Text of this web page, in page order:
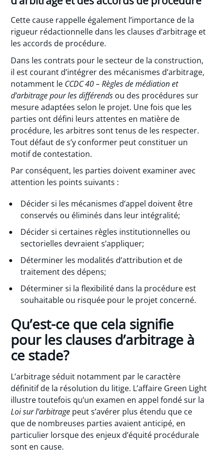
Cette cause rappelle également l’importance de la
rigueur rédactionnelle dans les clauses d’arbitrage et
les accords de procédure.
Dans les contrats pour le secteur de la construction,
il est courant d’intégrer des mécanismes d’arbitrage,
notamment le CCDC 40 – Règles de médiation et
d’arbitrage pour les différends ou des procédures sur
mesure adaptées selon le projet. Une fois que les
parties ont défini leurs attentes en matière de
procédure, les arbitres sont tenus de les respecter.
Tout défaut de s’y conformer peut constituer un
motif de contestation.
Par conséquent, les parties doivent examiner avec
attention les points suivants :
Décider si les mécanismes d’appel doivent être
conservés ou éliminés dans leur intégralité;
Décider si certaines règles institutionnelles ou
sectorielles devraient s’appliquer;
Déterminer les modalités d’attribution et de
traitement des dépens;
Déterminer si la flexibilité dans la procédure est
souhaitable ou risquée pour le projet concerné.
Qu’est-ce que cela signifie
pour les clauses d’arbitrage à
ce stade?
L’arbitrage séduit notamment par le caractère
définitif de la résolution du litige. L’affaire Green Light
illustre toutefois qu’un examen en appel fondé sur la
Loi sur l’arbitrage peut s’avérer plus étendu que ce
que de nombreuses parties avaient anticipé, en
particulier lorsque des enjeux d’équité procédurale
sont en cause.